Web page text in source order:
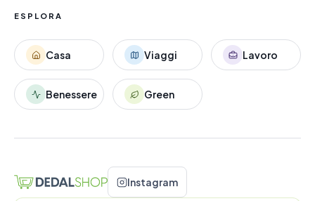
ESPLORA
Casa Viaggi Lavoro
Benessere Green
Instagram